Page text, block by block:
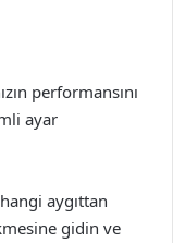
performansını
ayar
aygıttan
gidin ve